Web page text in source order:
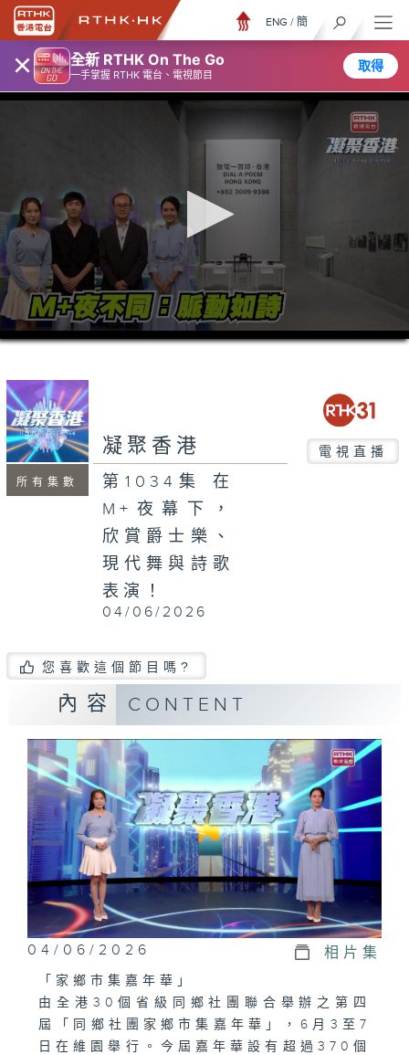
× 全新 RTHK On The Go
一手掌握 RTHK 電台、電視節目
取得
ENG / 簡
0
seconds
minutes,
7
seconds
所有集數
凝聚香港 電視直播
第1034集 在
M+夜幕下，
欣賞爵士樂、
現代舞與詩歌
表演！
04/06/2026
您喜歡這個節目嗎?
內容 CONTENT
04/06/2026 相片集
「家鄉市集嘉年華」
由全港30個省級同鄉社團聯合舉辦之第四
屆「同鄉社團家鄉市集嘉年華」，6月3至7
日在維園舉行。今屆嘉年華設有超過370個